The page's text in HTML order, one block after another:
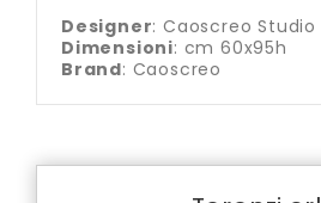
Designer: Caoscreo Studio
Dimensioni: cm 60x95h
Brand: Caoscreo